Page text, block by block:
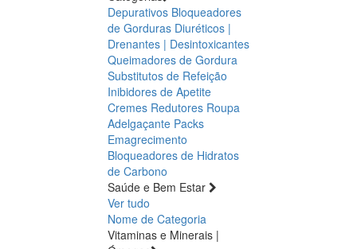
Depurativos Bloqueadores
de Gorduras Diuréticos |
Drenantes | Desintoxicantes
Queimadores de Gordura
Substitutos de Refeição
Inibidores de Apetite
Cremes Redutores Roupa
Adelgaçante Packs
Emagrecimento
Bloqueadores de Hidratos
de Carbono
Saúde e Bem Estar
Ver tudo
Nome de Categoria
Vitaminas e Minerais |